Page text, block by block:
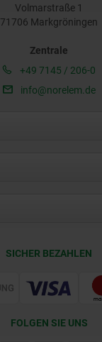
Volmarstraße 1
71706 Markgröningen
Zentrale
+49 7145 / 206-0
info@norelem.de
SICHER BEZAHLEN
FOLGEN SIE UNS